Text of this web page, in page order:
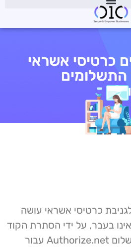
כרטיסי אשראי
התשלומים
כרטיסי אשראי עושה
בעבר, על ידי הסתרת הקוד
הזדוני בתוך מודול התשלום Authorize.net עבור